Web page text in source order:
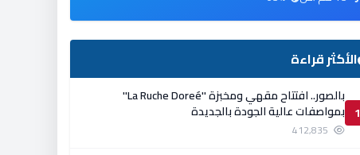
الأكثر قراءة
1
بالصور.. افتتاح مقهي ومخبزة ''La Ruche Doreé''
بمواصفات عالية الجودة بالجديدة